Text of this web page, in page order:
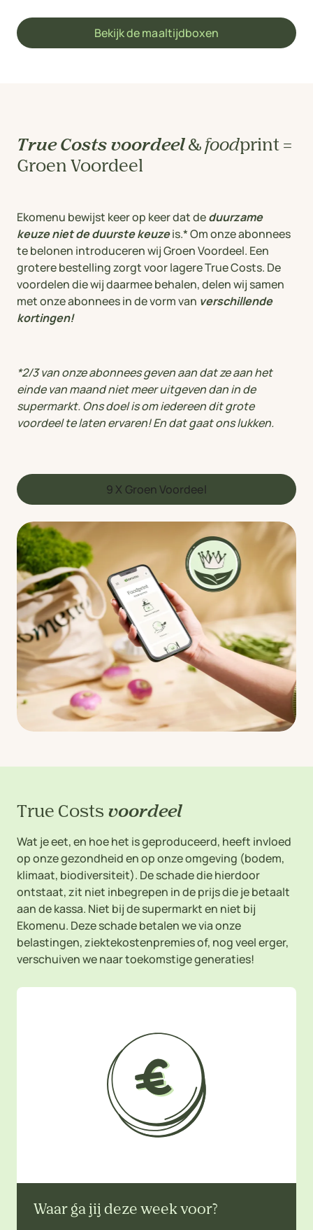
Bekijk de maaltijdboxen
True Costs voordeel& foodprint =
Groen Voordeel
Ekomenu bewijst keer op keer dat deduurzame
keuze niet de duurste keuzeis.* Om onze abonnees
te belonen introduceren wij Groen Voordeel. Een
grotere bestelling zorgt voor lagere True Costs. De
voordelen die wij daarmee behalen, delen wij samen
met onze abonnees in de vorm van verschillende
kortingen!
*2/3 van onze abonnees geven aan dat ze aan het
einde van maand niet meer uitgeven dan in de
supermarkt. Ons doel is om iedereen dit grote
voordeel te laten ervaren! En dat gaat ons lukken.
9 X Groen Voordeel
True Costs voordeel
Wat je eet, en hoe het is geproduceerd, heeft invloed
op onze gezondheid en op onze omgeving (bodem,
klimaat, biodiversiteit). De schade die hierdoor
ontstaat, zit niet inbegrepen in de prijs die je betaalt
aan de kassa. Niet bij de supermarkt en niet bij
Ekomenu. Deze schade betalen we via onze
belastingen, ziektekostenpremies of, nog veel erger,
verschuiven we naar toekomstige generaties!
Waar ga jij deze week voor?